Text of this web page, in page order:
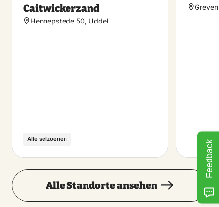
Caitwickerzand
Hennepstede 50, Uddel
Alle seizoenen
Alle Standorte ansehen
Feedback